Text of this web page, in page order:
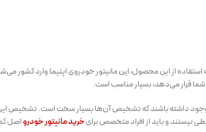
استفاده از این محصول، این مانیتور خودروی اپتیما وارد
وجود داشته باشند که تشخیص آن‌ها بسیار سخت است. تشخیص
و باید از افراد متخصص برایخرید مانیتور خودرواصل